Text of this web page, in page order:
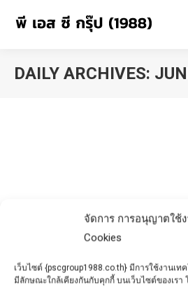
จัดการ การอนุญาตใช้
Cookies
เว็บไซต์ {pscgroup1988.co.th} มีการใช้งานเท
มีลักษณะใกล้เคียงกันกับคุกกี้ บนเว็บไซต์ของเรา
DAILY ARCHIVES: